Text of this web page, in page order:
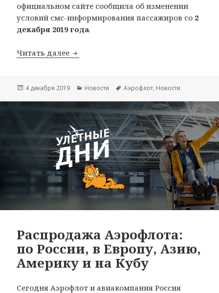
официальном сайте сообщила об изменении
условий смс-информирования пассажиров со 2
декабря 2019 года.
Читать далее Аэрофлот прекратил смс-
Опубликовано
4 декабря 2019 Рубрики
Новости Метки
Аэрофлот, Новости
Распродажа Аэрофлота:
по России, в Европу, Азию,
Америку и на Кубу
Сегодня Аэрофлот и авиакомпания Россия